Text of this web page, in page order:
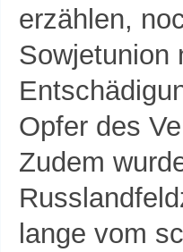
erzählen,
Sowjetunion
Opfer des
Zudem
lange vom